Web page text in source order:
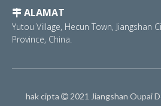
 ALAMAT
Yutou Village, Hecun Town, Jiangshan
Province, China.
hak cipta 2021 Jiangshan Oupai